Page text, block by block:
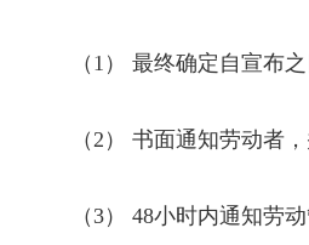
（ 1 ） 最终确定自宣布
（2 ） 书面通知劳动者，
（3） 48小时内通知劳动